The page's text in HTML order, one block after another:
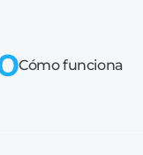
Cómo funciona